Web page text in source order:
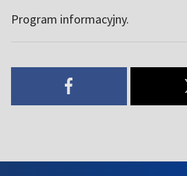
Program informacyjny.